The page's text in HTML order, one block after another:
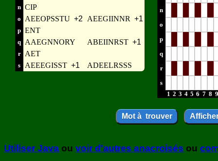
n CIP
o AEEOPSSTU +2 AEEGIINNR +1
p ENT
q AAEGNNORY ABEIINRST +1
r AET
s AEEEGISST +1 ADEELRSSS
n
o
p
q
r
s
1 2 3 4 5 6 7 8 9
Utiliser Java ou voir d'autres anacroisés ou